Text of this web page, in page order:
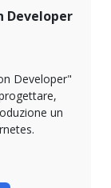
Developer
Developer"
un